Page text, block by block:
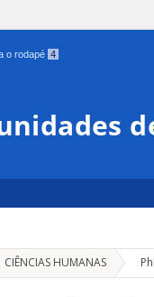
o rodapé 4
CIÊNCIAS HUMANAS »